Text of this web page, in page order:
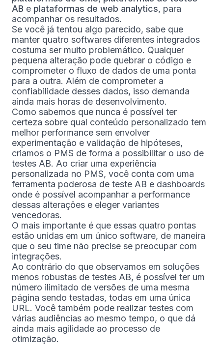
AB e plataformas de web analytics, para
acompanhar os resultados.
Se você já tentou algo parecido, sabe que
manter quatro softwares diferentes integrados
costuma ser muito problemático. Qualquer
pequena alteração pode quebrar o código e
comprometer o fluxo de dados de uma ponta
para a outra. Além de comprometer a
confiabilidade desses dados, isso demanda
ainda mais horas de desenvolvimento.
Como sabemos que nunca é possível ter
certeza sobre qual conteúdo personalizado tem
melhor performance sem envolver
experimentação e validação de hipóteses,
criamos o PMS de forma a possibilitar o uso de
testes AB. Ao criar uma experiência
personalizada no PMS, você conta com uma
ferramenta poderosa de teste AB e dashboards
onde é possível acompanhar a performance
dessas alterações e eleger variantes
vencedoras.
O mais importante é que essas quatro pontas
estão unidas em um único software, de maneira
que o seu time não precise se preocupar com
integrações.
Ao contrário do que observamos em soluções
menos robustas de testes AB, é possível ter um
número ilimitado de versões de uma mesma
página sendo testadas, todas em uma única
URL. Você também pode realizar testes com
várias audiências ao mesmo tempo, o que dá
ainda mais agilidade ao processo de
otimização.